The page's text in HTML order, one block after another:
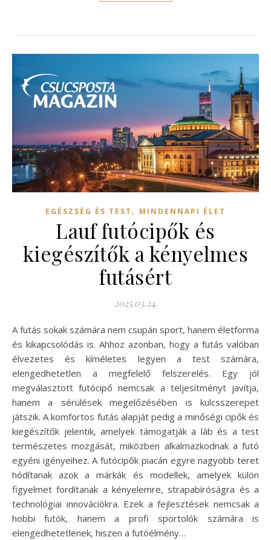
EGÉSZSÉG ÉS TEST , MINDENNAPI ÉLET
Lauf futócipők és
kiegészítők a kényelmes
futásért
2025.03.24.
A futás sokak számára nem csupán sport, hanem életforma
és kikapcsolódás is. Ahhoz azonban, hogy a futás valóban
élvezetes és kíméletes legyen a test számára,
elengedhetetlen a megfelelő felszerelés. Egy jól
megválasztott futócipő nemcsak a teljesítményt javítja,
hanem a sérülések megelőzésében is kulcsszerepet
játszik. A komfortos futás alapját pedig a minőségi cipők és
kiegészítők jelentik, amelyek támogatják a láb és a test
természetes mozgását, miközben alkalmazkodnak a futó
egyéni igényeihez. A futócipők piacán egyre nagyobb teret
hódítanak azok a márkák és modellek, amelyek külön
figyelmet fordítanak a kényelemre, strapabíróságra és a
technológiai innovációkra. Ezek a fejlesztések nemcsak a
hobbi futók, hanem a profi sportolók számára is
elengedhetetlenek, hiszen a futóélmény…